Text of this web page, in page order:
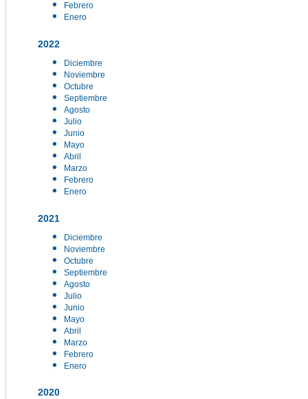
Febrero
Enero
2022
Diciembre
Noviembre
Octubre
Septiembre
Agosto
Julio
Junio
Mayo
Abril
Marzo
Febrero
Enero
2021
Diciembre
Noviembre
Octubre
Septiembre
Agosto
Julio
Junio
Mayo
Abril
Marzo
Febrero
Enero
2020